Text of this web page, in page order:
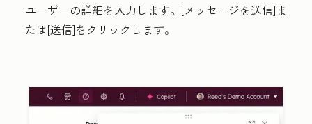
ユーザーの詳細を入力します。[メッセージを送信]ま
たは[送信]をクリックします。